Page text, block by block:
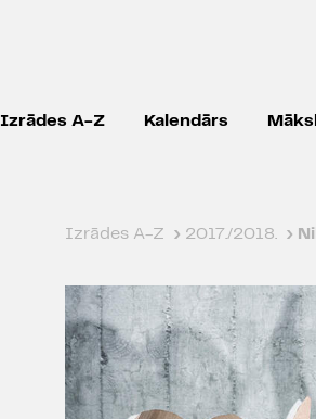
Izrādes A-Z Kalendārs
Izrādes A-Z › 2017./2018. ›